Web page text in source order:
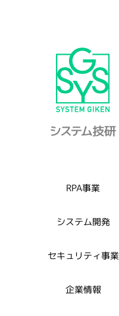
RPA事業
システム開発
セキュリティ事業
企業情報